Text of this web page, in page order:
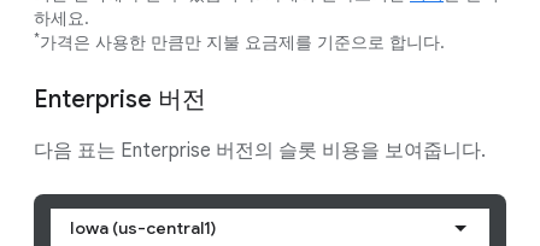
하세요.
*가격은 사용한 만큼만 지불 요금제를 기준으로 합니다.
Enterprise 버전
다음 표는 Enterprise 버전의 슬롯 비용을 보여줍니다.
Iowa (us-central1)